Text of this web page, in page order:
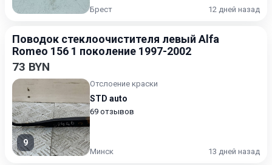
Брест 12 дней назад
Поводок стеклоочистителя левый Alfa
Romeo 156 1 поколение 1997-2002
73 BYN
9
Отслоение краски
STD auto
69 отзывов
Минск 13 дней назад